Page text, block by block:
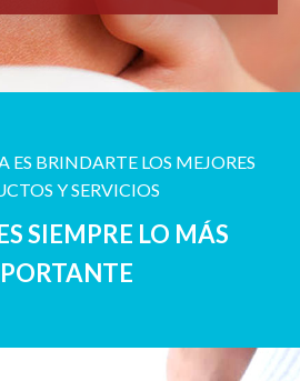
ES BRINDARTE LOS MEJORES
Y SERVICIOS
SIEMPRE LO MÁS